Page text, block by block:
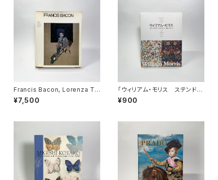
Francis Bacon, Lorenza Tr
ucchi, Thames & Hudson, 1
976
¥7,500
「ウィリアム・モリス ステンドグ
ラス・テキスタイル・壁紙」展図録
¥900